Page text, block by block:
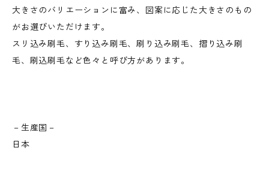
大きさのバリエーションに富み、図案に応じた大きさのもの
がお選びいただけます。
スリ込み刷毛、すり込み刷毛、刷り込み刷毛、摺り込み刷
毛、刷込刷毛など色々と呼び方があります。
－生産国－
日本